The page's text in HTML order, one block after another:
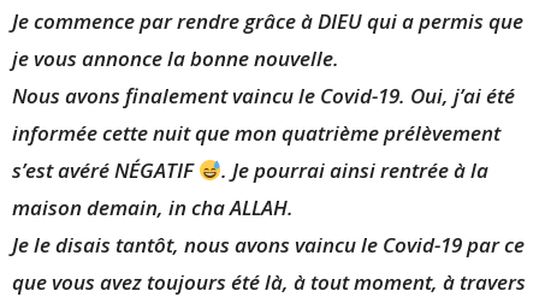
Je commence par rendre grâce à DIEU qui a permis que
je vous annonce la bonne nouvelle.
Nous avons finalement vaincu le Covid-19. Oui, j’ai été
informée cette nuit que mon quatrième prélèvement
s’est avéré NÉGATIF
. Je pourrai ainsi rentrée à la
maison demain, in cha ALLAH.
Je le disais tantôt, nous avons vaincu le Covid-19 par ce
que vous avez toujours été là, à tout moment, à travers